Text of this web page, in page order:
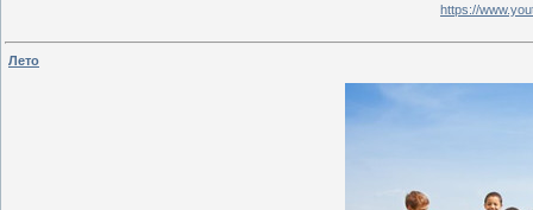
https://
Лето